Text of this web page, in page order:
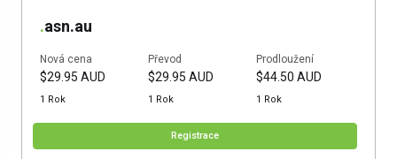
.asn.au
Nová cena
$29.95 AUD
1 Rok
Převod
$29.95 AUD
1 Rok
Prodloužení
$44.50 AUD
1 Rok
Registrace